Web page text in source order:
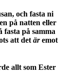
och fasta ni
på natten eller
på samma
att det äremot
allt som Ester